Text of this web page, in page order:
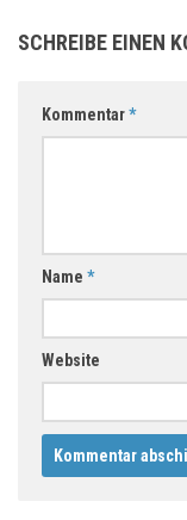
SCHREIBE EINEN
Kommentar*
Name *
Website